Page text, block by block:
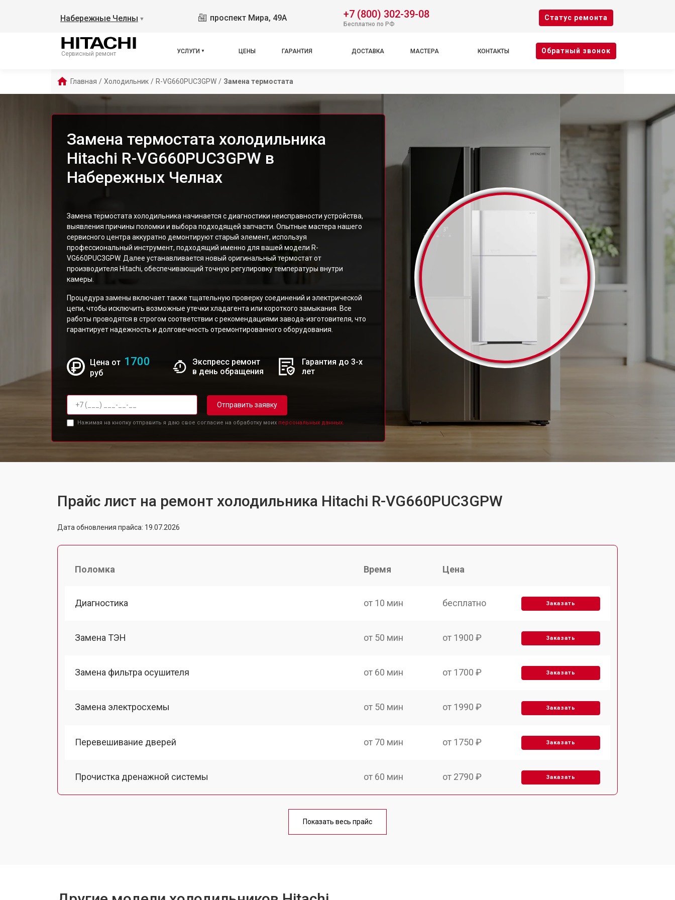
Набережные Челны ▼ проспект Мира, 49А +7 (800) 302-39-08
Бесплатно по РФ
Cтатус ремонта
Сервисный ремонт УСЛУГИ ЦЕНЫ ГАРАНТИЯ ДОСТАВКА МАСТЕРА КОНТАКТЫ Oбратный звонок
Главная / Холодильник / R-VG660PUC3GPW / Замена термостата
Замена термостата холодильника
Hitachi R-VG660PUC3GPW в
Набережных Челнах
Замена термостата холодильника начинается с диагностики неисправности устройства,
выявления причины поломки и выбора подходящей запчасти. Опытные мастера нашего
сервисного центра аккуратно демонтируют старый элемент, используя
профессиональный инструмент, подходящий именно для вашей модели R-
VG660PUC3GPW. Далее устанавливается новый оригинальный термостат от
производителя Hitachi, обеспечивающий точную регулировку температуры внутри
камеры.
Процедура замены включает также тщательную проверку соединений и электрической
цепи, чтобы исключить возможные утечки хладагента или короткого замыкания. Все
работы проводятся в строгом соответствии с рекомендациями завода-изготовителя, что
гарантирует надежность и долговечность отремонтированного оборудования.
Цена от 1700
руб
Экспресс ремонт
в день обращения
Гарантия до 3-х
лет
Отправить заявку
Нажимая на кнопку отправить я даю свое согласие на обработку моих персональных данных.
Прайс лист на ремонт холодильника Hitachi R-VG660PUC3GPW
Дата обновления прайса: 19.07.2026
Поломка Время Цена
Диагностика от 10 мин бесплатно Заказать
Замена ТЭН от 50 мин от 1900 ₽ Заказать
Замена фильтра осушителя от 60 мин от 1700 ₽ Заказать
Замена электросхемы от 50 мин от 1990 ₽ Заказать
Перевешивание дверей от 70 мин от 1750 ₽ Заказать
Прочистка дренажной системы от 60 мин от 2790 ₽ Заказать
от 60 мин
Показать весь прайс